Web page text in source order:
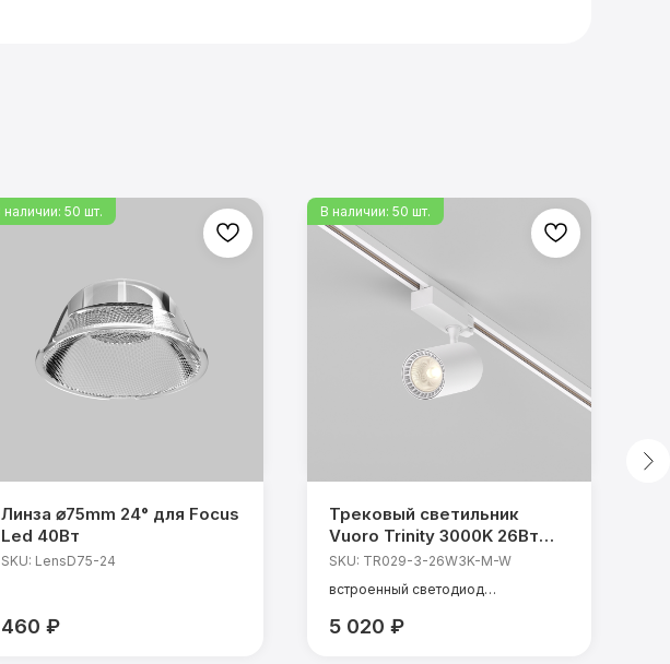
Линза ⌀75mm 24° для Focus
Led 40Вт
SKU: LensD75-24
460 ₽
Трековый светильник
Vuoro Trinity 3000K 26Вт
36°
SKU: TR029-3-26W3K-M-W
встроенный светодиод
температура света: 3000 К
5 020 ₽